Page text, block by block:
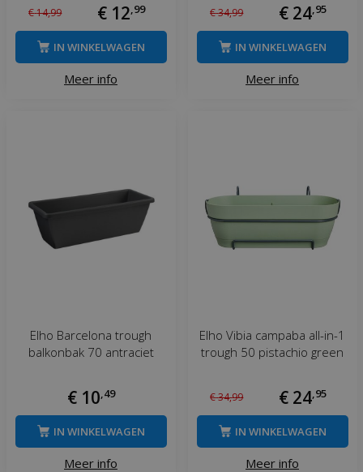
€14,99 € 12,99
Meer info
IN WINKELWAGEN
€34,99 € 24,95
Meer info
IN WINKELWAGEN
Elho Barcelona trough
balkonbak 70 antraciet
€ 10,49
Meer info
IN WINKELWAGEN
Elho Vibia campaba all-in-1
trough 50 pistachio green
€34,99 € 24,95
Meer info
IN WINKELWAGEN